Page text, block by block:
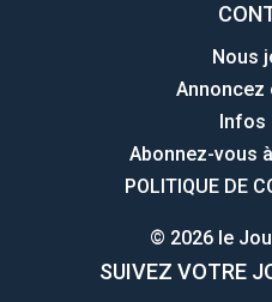
Nous
Annoncez
Infos
Abonnez-vous
POLITIQUE DE
© 2026 le
SUIVEZ VOTRE